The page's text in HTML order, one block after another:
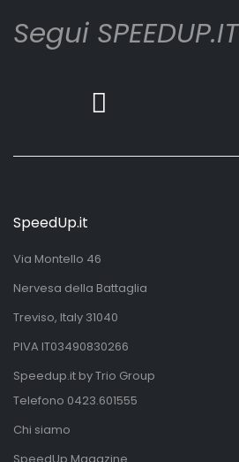
Segui SPEEDUP.IT
SpeedUp.it
Via Montello 46
Nervesa della Battaglia
Treviso, Italy 31040
PIVA IT03490830266
Speedup.it by Trio Group
Telefono 0423.601555
Chi siamo